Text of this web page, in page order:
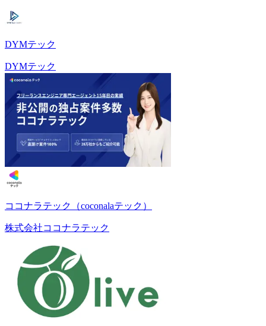
DYMテック
DYMテック
ココナラテック（coconalaテック）
株式会社ココナラテック